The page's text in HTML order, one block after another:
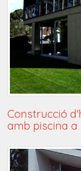
Construcció
amb piscina a